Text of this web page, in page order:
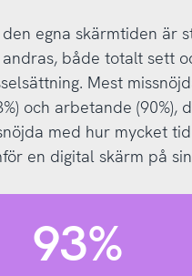
egna skärmtiden är
både totalt sett
Mest
och arbetande (90%),
med hur mycket
en digital skärm på
93%